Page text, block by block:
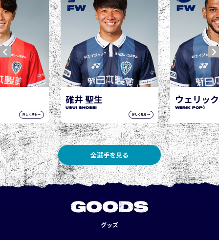
詳しく見る →
ウェリック ポポ
WERIK POPÓ
詳しく見る →
FW
JOGO Hisashi
FW
全選手を見る
GOODS
グッズ